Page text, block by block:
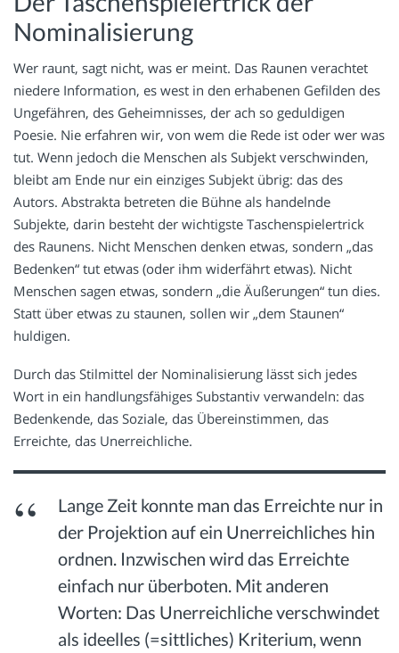
Nominalisierung
Wer raunt, sagt nicht, was er meint. Das Raunen verachtet
niedere Information, es west in den erhabenen Gefilden des
Ungefähren, des Geheimnisses, der ach so geduldigen
Poesie. Nie erfahren wir, von wem die Rede ist oder wer was
tut. Wenn jedoch die Menschen als Subjekt verschwinden,
bleibt am Ende nur ein einziges Subjekt übrig: das des
Autors. Abstrakta betreten die Bühne als handelnde
Subjekte, darin besteht der wichtigste Taschenspielertrick
des Raunens. Nicht Menschen denken etwas, sondern „das
Bedenken“ tut etwas (oder ihm widerfährt etwas). Nicht
Menschen sagen etwas, sondern „die Äußerungen“ tun dies.
Statt über etwas zu staunen, sollen wir „dem Staunen“
huldigen.
Durch das Stilmittel der Nominalisierung lässt sich jedes
Wort in ein handlungsfähiges Substantiv verwandeln: das
Bedenkende, das Soziale, das Übereinstimmen, das
Erreichte, das Unerreichliche.
Lange Zeit konnte man das Erreichte nur in
der Projektion auf ein Unerreichliches hin
ordnen. Inzwischen wird das Erreichte
einfach nur überboten. Mit anderen
Worten: Das Unerreichliche verschwindet
als ideelles (=sittliches) Kriterium, wenn